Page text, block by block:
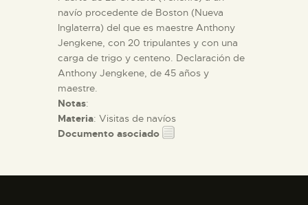
navío procedente de Boston (Nueva
Inglaterra) del que es maestre Anthony
Jengkene, con 20 tripulantes y con una
carga de trigo y centeno. Declaración de
Anthony Jengkene, de 45 años y
maestre.
Notas:
Materia: Visitas de navíos
Documento asociado